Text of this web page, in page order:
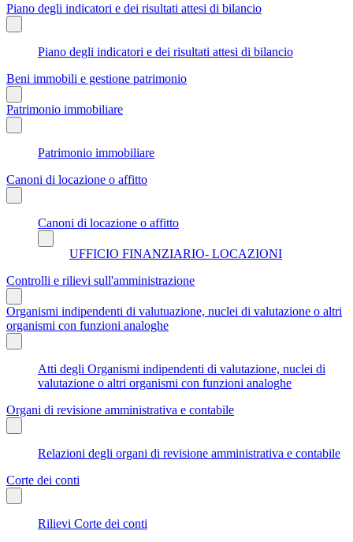
Piano degli indicatori e dei risultati attesi di bilancio
Piano degli indicatori e dei risultati attesi di bilancio
Beni immobili e gestione patrimonio
Patrimonio immobiliare
Patrimonio immobiliare
Canoni di locazione o affitto
Canoni di locazione o affitto
UFFICIO FINANZIARIO- LOCAZIONI
Controlli e rilievi sull'amministrazione
Organismi indipendenti di valutuazione, nuclei di valutazione o altri
organismi con funzioni analoghe
Atti degli Organismi indipendenti di valutazione, nuclei di
valutazione o altri organismi con funzioni analoghe
Organi di revisione amministrativa e contabile
Relazioni degli organi di revisione amministrativa e contabile
Corte dei conti
Rilievi Corte dei conti